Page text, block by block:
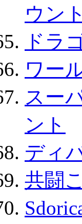
ウント
ドラ
ワー
スー
ント
ディ
共闘